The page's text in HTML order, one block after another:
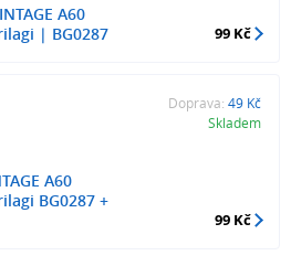
A60
| BG0287
99 Kč
A60
BG0287 +
Doprava: 49 Kč
Skladem
99 Kč